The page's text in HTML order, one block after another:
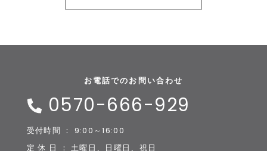
お電話でのお問い合わせ
0570-666-929
受付時間 ： 9:00～16:00
定 休 日 ： 土曜日、日曜日、祝日